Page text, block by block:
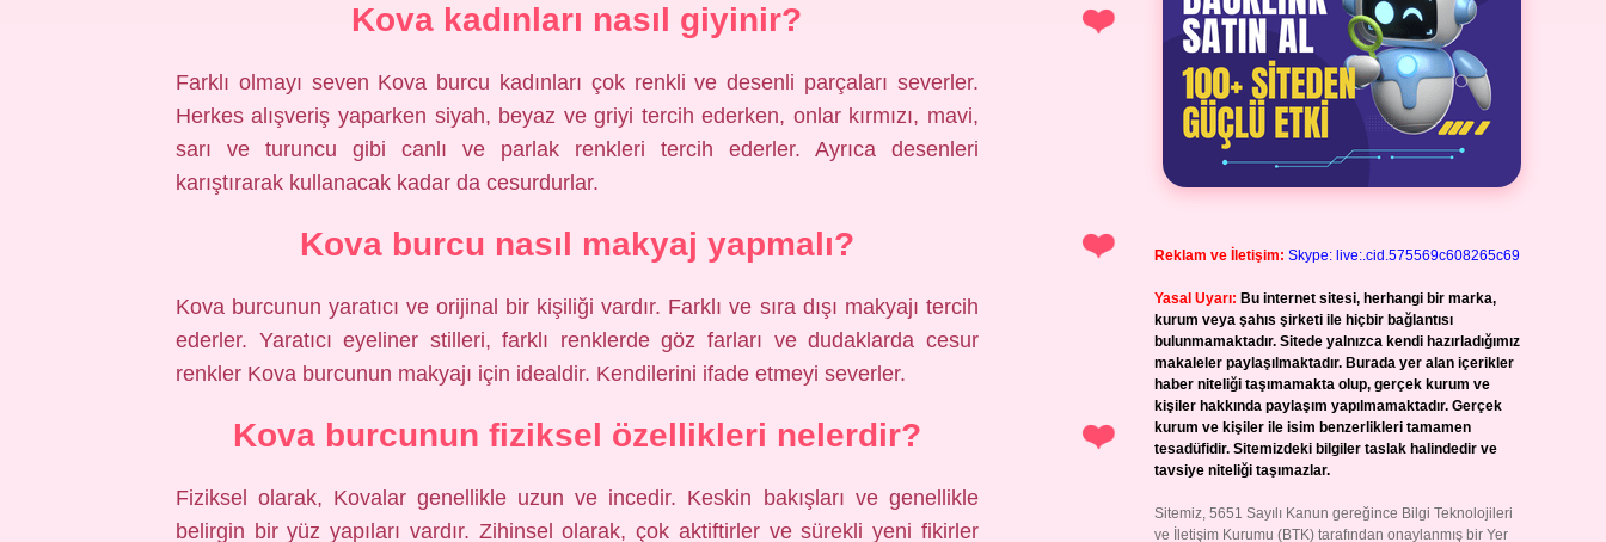
Kova kadınları nasıl giyinir?
Farklı olmayı seven Kova burcu kadınları çok renkli ve desenli parçaları severler.
Herkes alışveriş yaparken siyah, beyaz ve griyi tercih ederken, onlar kırmızı, mavi,
sarı ve turuncu gibi canlı ve parlak renkleri tercih ederler. Ayrıca desenleri
karıştırarak kullanacak kadar da cesurdurlar.
Kova burcu nasıl makyaj yapmalı?
Kova burcunun yaratıcı ve orijinal bir kişiliği vardır. Farklı ve sıra dışı makyajı tercih
ederler. Yaratıcı eyeliner stilleri, farklı renklerde göz farları ve dudaklarda cesur
renkler Kova burcunun makyajı için idealdir. Kendilerini ifade etmeyi severler.
Kova burcunun fiziksel özellikleri nelerdir?
Fiziksel olarak, Kovalar genellikle uzun ve incedir. Keskin bakışları ve genellikle
belirgin bir yüz yapıları vardır. Zihinsel olarak, çok aktiftirler ve sürekli yeni fikirler
Reklam ve İletişim: Skype: live:.cid.575569c608265c69
Yasal Uyarı: Bu internet sitesi, herhangi bir marka,
kurum veya şahıs şirketi ile hiçbir bağlantısı
bulunmamaktadır. Sitede yalnızca kendi hazırladığımız
makaleler paylaşılmaktadır. Burada yer alan içerikler
haber niteliği taşımamakta olup, gerçek kurum ve
kişiler hakkında paylaşım yapılmamaktadır. Gerçek
kurum ve kişiler ile isim benzerlikleri tamamen
tesadüfidir. Sitemizdeki bilgiler taslak halindedir ve
tavsiye niteliği taşımazlar.
Sitemiz, 5651 Sayılı Kanun gereğince Bilgi Teknolojileri
ve İletişim Kurumu (BTK) tarafından onaylanmış bir Yer